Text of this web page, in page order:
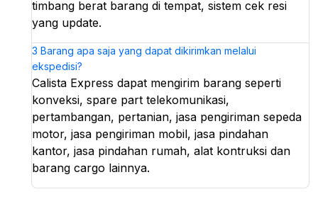
timbang berat barang di tempat, sistem cek resi
yang update.
3 Barang apa saja yang dapat dikirimkan melalui
ekspedisi?
Calista Express dapat mengirim barang seperti
konveksi, spare part telekomunikasi,
pertambangan, pertanian, jasa pengiriman sepeda
motor, jasa pengiriman mobil, jasa pindahan
kantor, jasa pindahan rumah, alat kontruksi dan
barang cargo lainnya.